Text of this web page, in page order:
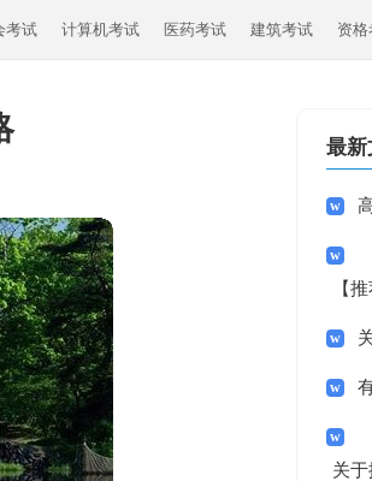
考试 计算机考试 医药考试 建筑考试 资
最新
【
关